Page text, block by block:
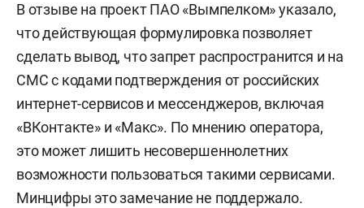
В отзыве на проект ПАО «Вымпелком» указало,
что действующая формулировка позволяет
сделать вывод, что запрет распространится и на
СМС с кодами подтверждения от российских
интернет-сервисов и мессенджеров, включая
«ВКонтакте» и «Макс». По мнению оператора,
это может лишить несовершеннолетних
возможности пользоваться такими сервисами.
Минцифры это замечание не поддержало.